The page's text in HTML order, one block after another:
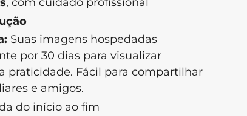
Suas imagens hospedadas
por 30 dias para visualizar
praticidade. Fácil para compartilhar
e amigos.
do início ao fim